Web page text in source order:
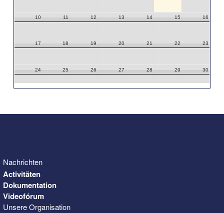
10 11 12 13 14 15 16
17 18 19 20 21 22 23
24 25 26 27 28 29 30
Nachrichten
Activitäten
Dokumentation
Videofórum
Unsere Organisation